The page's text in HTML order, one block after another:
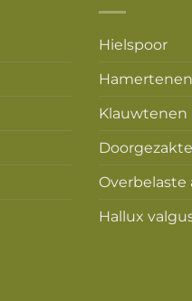
Hielspoor
Hamertenen
Klauwtenen
Overbelaste
Hallux